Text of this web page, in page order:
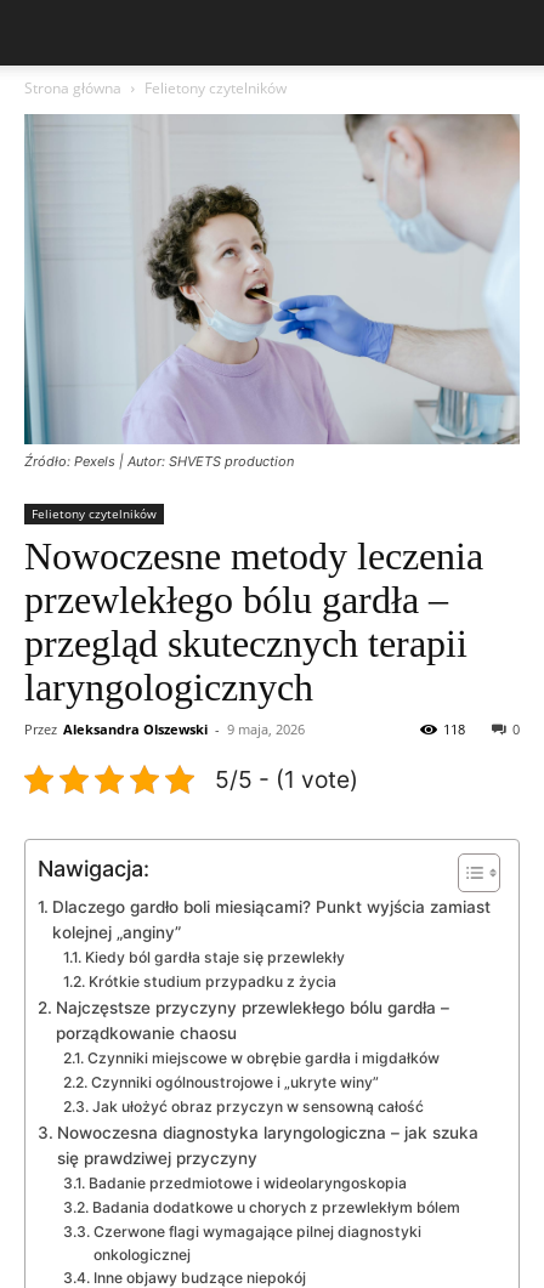
Strona główna Felietony czytelników
Źródło: Pexels | Autor: SHVETS production
Felietony czytelników
Nowoczesne metody leczenia
przewlekłego bólu gardła –
przegląd skutecznych terapii
laryngologicznych
Przez Aleksandra Olszewski - 9 maja, 2026 0
118
5/5 - (1 vote)
Nawigacja:
Dlaczego gardło boli miesiącami? Punkt wyjścia zamiast
kolejnej „anginy”
Kiedy ból gardła staje się przewlekły
Krótkie studium przypadku z życia
Najczęstsze przyczyny przewlekłego bólu gardła –
porządkowanie chaosu
Czynniki miejscowe w obrębie gardła i migdałków
Czynniki ogólnoustrojowe i „ukryte winy”
Jak ułożyć obraz przyczyn w sensowną całość
Nowoczesna diagnostyka laryngologiczna – jak szuka
się prawdziwej przyczyny
Badanie przedmiotowe i wideolaryngoskopia
Badania dodatkowe u chorych z przewlekłym bólem
Czerwone flagi wymagające pilnej diagnostyki
onkologicznej
Inne objawy budzące niepokój